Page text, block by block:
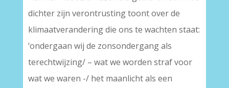
dichter zijn verontrusting toont over de
klimaatverandering die ons te wachten staat:
‘ondergaan wij de zonsondergang als
terechtwijzing/ – wat we worden straf voor
wat we waren -/ het maanlicht als een